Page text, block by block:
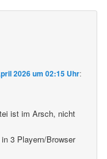
2026 um 02:15 Uhr:
ist im Arsch, nicht
3 Playern/Browser